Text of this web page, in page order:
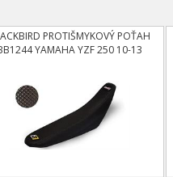
PROTIŠMYKOVÝ POŤAH
YAMAHA YZF 250 10-13